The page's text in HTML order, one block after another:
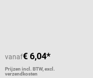
vanaf€ 6,04*
Prijzen incl. BTW, excl.
verzendkosten